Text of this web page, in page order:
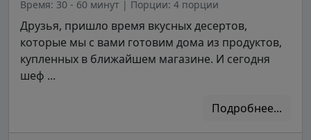
Время: 30 - 60 минут | Порции: 4 порции
Друзья, пришло время вкусных десертов,
которые мы с вами готовим дома из продуктов,
купленных в ближайшем магазине. И сегодня
шеф ...
Подробнее...